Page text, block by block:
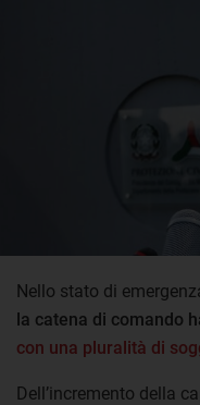
Nello stato di
la catena di comando
con una pluralità di
Dell’incremento della